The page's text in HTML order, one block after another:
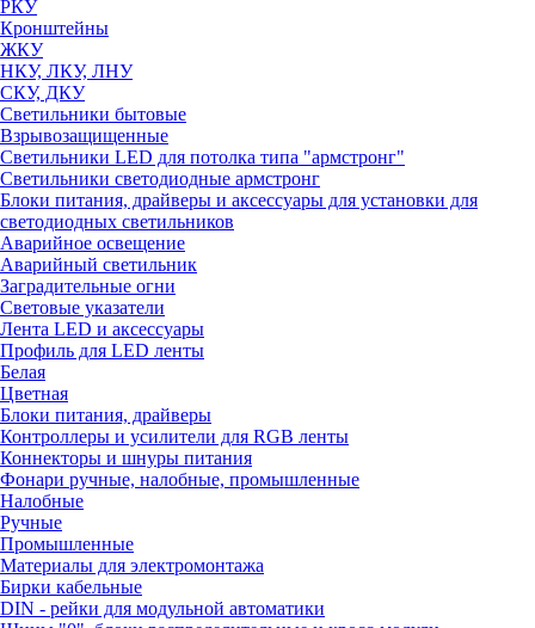
РКУ
Кронштейны
ЖКУ
НКУ, ЛКУ, ЛНУ
СКУ, ДКУ
Светильники бытовые
Взрывозащищенные
Светильники LED для потолка типа "армстронг"
Светильники светодиодные армстронг
Блоки питания, драйверы и аксессуары для установки для
светодиодных светильников
Аварийное освещение
Аварийный светильник
Заградительные огни
Световые указатели
Лента LED и аксессуары
Профиль для LED ленты
Белая
Цветная
Блоки питания, драйверы
Контроллеры и усилители для RGB ленты
Коннекторы и шнуры питания
Фонари ручные, налобные, промышленные
Налобные
Ручные
Промышленные
Материалы для электромонтажа
Бирки кабельные
DIN - рейки для модульной автоматики